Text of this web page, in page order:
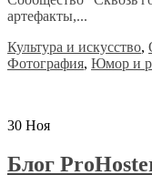
артефакты,...
Культура и искусство,
Фотография, Юмор и
30 Ноя
Блог